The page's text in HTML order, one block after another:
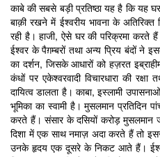
काबे की सबसे बड़ी प्रतिष्ठा यह है कि यह
बाक़ी रखने में ईश्वरीय भावना के अतिरिक्त
रही है। हाजी, ऐसे घर की परिक्रमा करते
ईश्वर के पैग़म्बरों तथा अन्य प्रिय बंदों ने
का दर्शन, जिसके आधारों को हज़रत
कंधों पर एकेश्वरवादी विचारधारा की
दायित्व डालता है। काबा, इस्लामी
भूमिका का स्वामी है। मुसलमान
करते हैं। संसार के दसियों करोड़ मुसलमान
दिशा में एक साथ नमाज़ अदा करते हैं तो
उनके हृदय एक दूसरे के निकट आते हैं।